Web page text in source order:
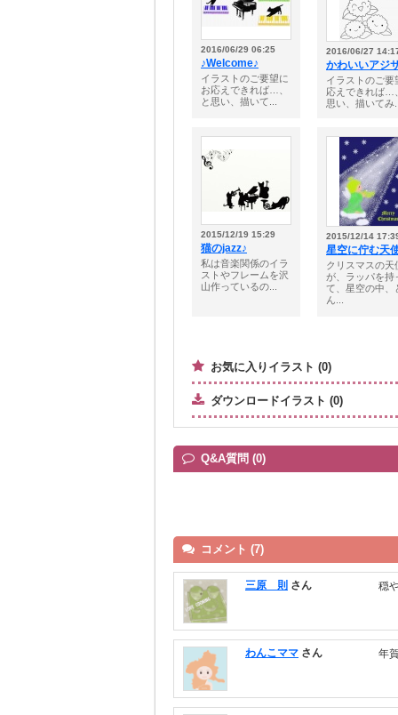
2016/06/29 06:25
♪Welcome♪
イラストのご要望に
お応えできれば…、
と思い、描いて...
2016/06/27
かわいいアジ
イラストのご要
応えできれば…
思い、描いてみ
2015/12/19 15:29
猫のjazz♪
私は音楽関係のイラ
ストやフレームを沢
山作っているの...
2015/12/14
星空に佇む天
クリスマスの天
が、ラッパを持
て、星空の中、
ん...
お気に入りイラスト (0)
ダウンロードイラスト (0)
Q&A質問 (0)
コメント (7)
三原 則 さん 穏
わんこママ さん 年